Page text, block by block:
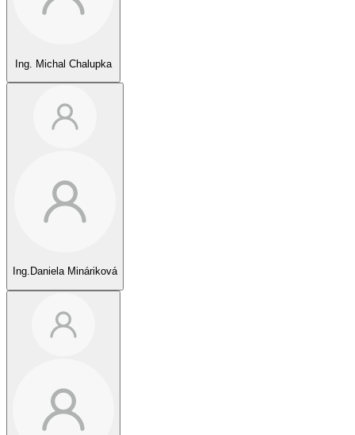
Ing. Michal Chalupka
Ing.Daniela Mináriková